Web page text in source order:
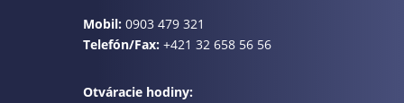
Mobil: 0903 479 321
Telefón/Fax:+421 32 658 56 56
Otváracie hodiny: